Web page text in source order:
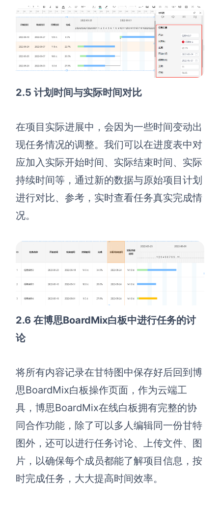
2.5 计划时间与实际时间对比
在项目实际进展中，会因为一些时间变动出
现任务情况的调整。 我们可以在进度表中对
应加入实际开始时间、实际结束时间、实际
持续时间等，通过新的数据与原始项目计划
进行对比、参考，实时查看任务真实完成情
况。
2.6 在博思BoardMix白板中进行任务的讨
论
将所有内容记录在甘特图中保存好后回到 博
思BoardMix白板操作页面，作为云端工
具， 博思BoardMix在线白板拥有完整的协
同合作功能，除了可以多人编辑同一份甘特
图外，还可以进行任务讨论、上传文件、图
片，以确保每个成员都能了解项目信息，按
时完成任务，大大提高时间效率。